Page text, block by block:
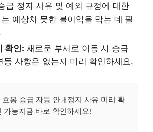
급 정지 사유 및 예외 규정에 대한
예상치 못한 불이익을 막는 데 필
확인: 새로운 부서로 이동 시 승급
동 사항은 없는지 미리 확인하세요.
호봉 승급 자동 안내정지 사유 미리 확
가능지금 바로 확인하세요!